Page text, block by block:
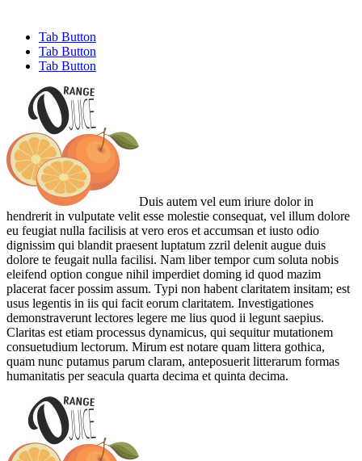
Tab Button
Tab Button
Tab Button
Duis autem vel eum iriure dolor in
hendrerit in vulputate velit esse molestie consequat, vel illum dolore
eu feugiat nulla facilisis at vero eros et accumsan et iusto odio
dignissim qui blandit praesent luptatum zzril delenit augue duis
dolore te feugait nulla facilisi. Nam liber tempor cum soluta nobis
eleifend option congue nihil imperdiet doming id quod mazim
placerat facer possim assum. Typi non habent claritatem insitam; est
usus legentis in iis qui facit eorum claritatem. Investigationes
demonstraverunt lectores legere me lius quod ii legunt saepius.
Claritas est etiam processus dynamicus, qui sequitur mutationem
consuetudium lectorum. Mirum est notare quam littera gothica,
quam nunc putamus parum claram, anteposuerit litterarum formas
humanitatis per seacula quarta decima et quinta decima.